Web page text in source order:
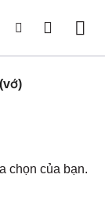
chọn của bạn.